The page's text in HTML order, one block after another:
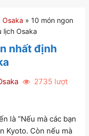
Osaka » 10 món ngon
lịch Osaka
nhất định
2735 lượt
là “Nếu mà các bạn
Kyoto. Còn nếu mà